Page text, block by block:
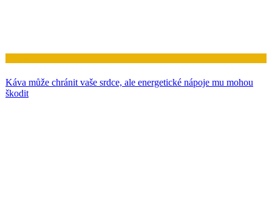
Káva může chránit vaše srdce, ale energetické nápoje mu mohou
škodit